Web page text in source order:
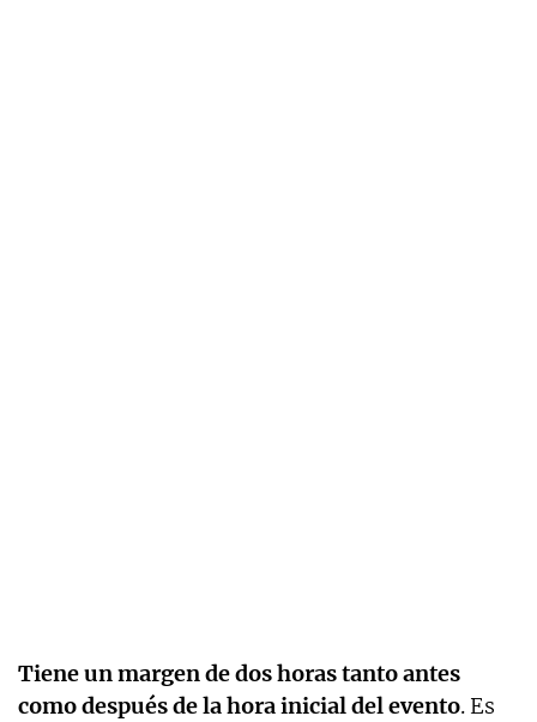
Tiene un margen de dos horas tanto antes
como después de la hora inicial del evento. Es